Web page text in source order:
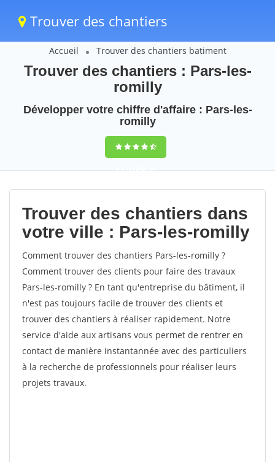
Trouver des chantiers
Accueil Trouver des chantiers batiment
Trouver des chantiers : Pars-les-
romilly
Développer votre chiffre d'affaire : Pars-les-
romilly
9,5(100%)49
votes
Trouver des chantiers dans
votre ville : Pars-les-romilly
Comment trouver des chantiers Pars-les-romilly ?
Comment trouver des clients pour faire des travaux
Pars-les-romilly ? En tant qu'entreprise du bâtiment, il
n'est pas toujours facile de trouver des clients et
trouver des chantiers à réaliser rapidement. Notre
service d'aide aux artisans vous permet de rentrer en
contact de manière instantannée avec des particuliers
à la recherche de professionnels pour réaliser leurs
projets travaux.